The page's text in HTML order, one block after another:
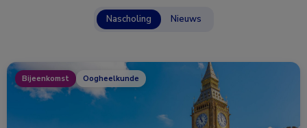
Nascholing Nieuws
Bijeenkomst Oogheelkunde